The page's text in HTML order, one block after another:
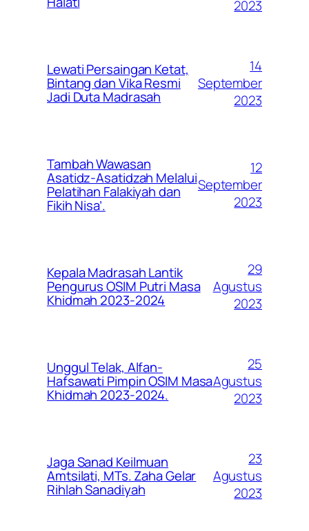
2023
Lewati Persaingan Ketat,
Bintang dan Vika Resmi
Jadi Duta Madrasah
14
September
2023
Tambah Wawasan
Asatidz-Asatidzah Melalui
Pelatihan Falakiyah dan
Fikih Nisa’.
12
September
2023
Kepala Madrasah Lantik
Pengurus OSIM Putri Masa
Khidmah 2023-2024
29
Agustus
2023
Unggul Telak, Alfan-
Hafsawati Pimpin OSIM Masa
Khidmah 2023-2024.
25
Agustus
2023
Jaga Sanad Keilmuan
Amtsilati, MTs. Zaha Gelar
Rihlah Sanadiyah
23
Agustus
2023